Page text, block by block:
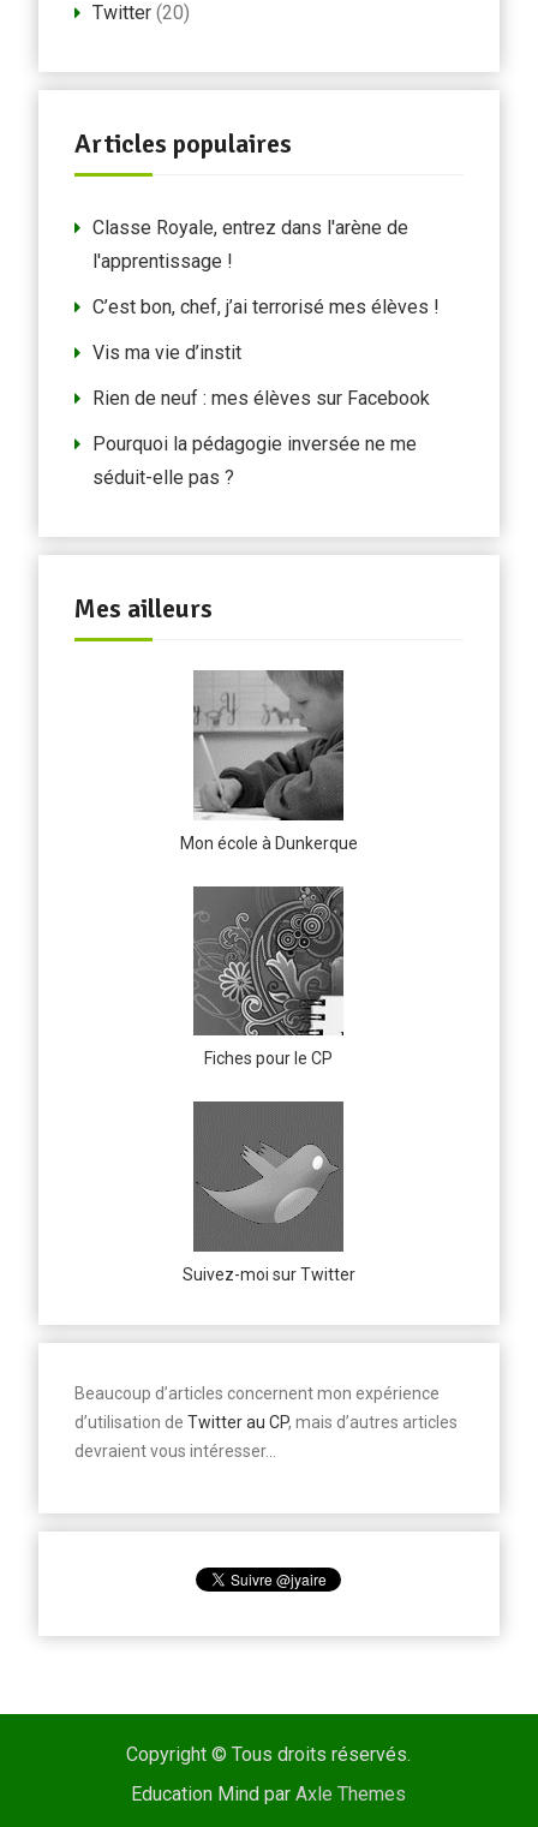
Twitter(20)
Articles populaires
Classe Royale, entrez dans l'arène de
l'apprentissage !
C’est bon, chef, j’ai terrorisé mes élèves !
Vis ma vie d’instit
Rien de neuf : mes élèves sur Facebook
Pourquoi la pédagogie inversée ne me
séduit-elle pas ?
Mes ailleurs
Mon école à Dunkerque
Fiches pour le CP
Suivez-moi sur Twitter
Beaucoup d’articles concernent mon expérience
d’utilisation de Twitter au CP, mais d’autres articles
devraient vous intéresser…
Copyright © Tous droits réservés.
Education Mind parAxle Themes